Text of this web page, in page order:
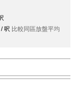
呎 比較同區放盤平均